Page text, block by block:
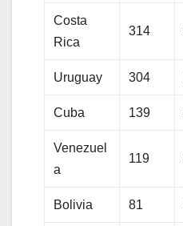
Costa
Rica
314
Uruguay 304
Cuba 139
Venezuel
a
119
Bolivia 81